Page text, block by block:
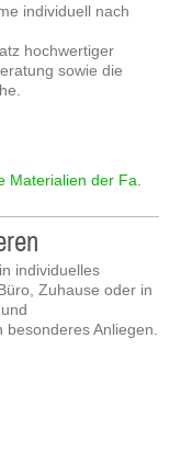
individuell nach
hochwertiger
sowie die
Materialien der Fa.
individuelles
Zuhause oder in
Anliegen.